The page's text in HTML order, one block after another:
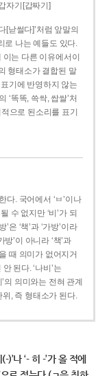
자기[갑짜기]
[낟썰다]’처럼 앞말의
로 나는 예들도 있다.
는 다른 이유에서이
형태소가 결합된 말
기에 반영하지 않는
‘똑똑, 쓱싹, 쌉쌀’처
으로 된소리를 표기
다. 국어에서 ‘ㅂ’이나
수 없지만 ‘비’가 되
은 ‘책’과 ‘가방’이라
’이 아니라 ‘책’과
때 의미가 없어지거
된다. ‘나비’는
’의 의미와는 전혀 관계
위, 즉 형태소가 된다.
나 ‘- 히 -’가 올 적에